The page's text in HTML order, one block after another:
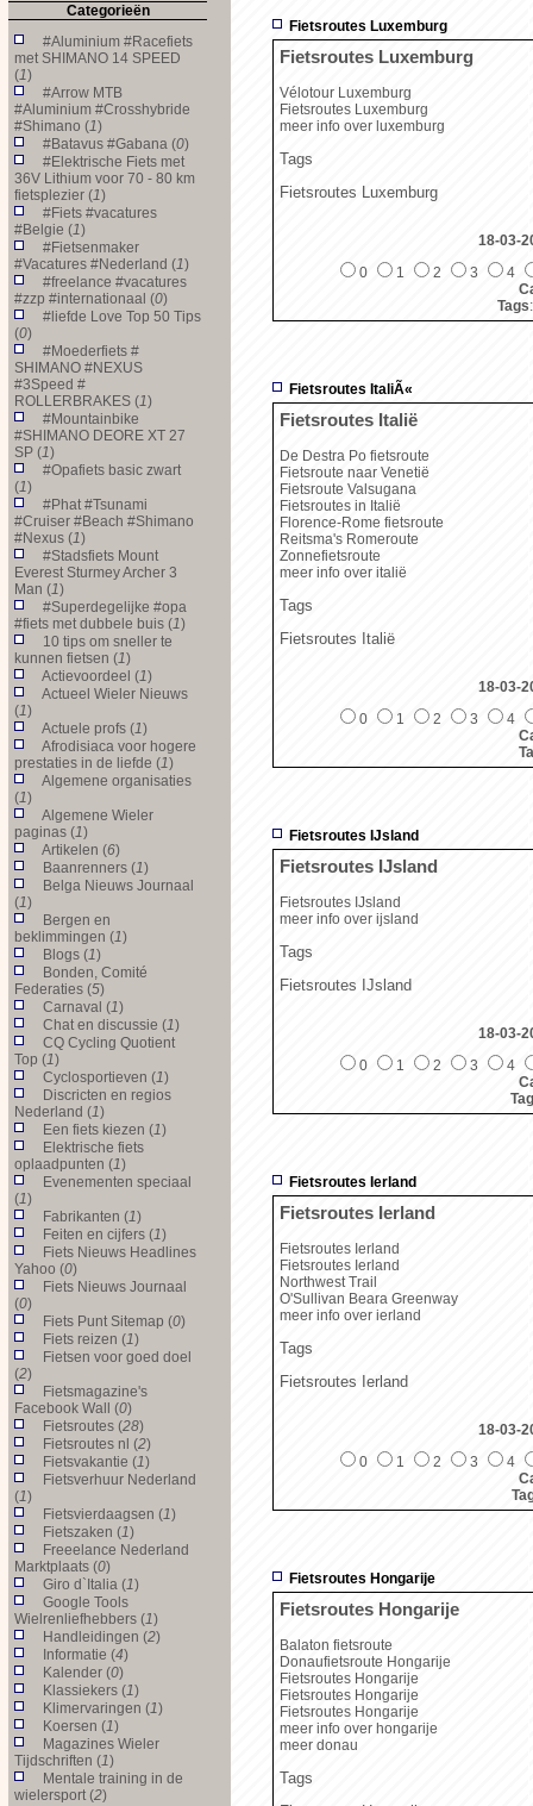
Categorieën
#Aluminium #Racefiets
met SHIMANO 14 SPEED
(1)
#Arrow MTB
#Aluminium #Crosshybride
#Shimano (1)
#Batavus #Gabana (0)
#Elektrische Fiets met
36V Lithium voor 70 - 80 km
fietsplezier (1)
#Fiets #vacatures
#Belgie (1)
#Fietsenmaker
#Vacatures #Nederland (1)
#freelance #vacatures
#zzp #internationaal (0)
#liefde Love Top 50 Tips
(0)
#Moederfiets #
SHIMANO #NEXUS
#3Speed #
ROLLERBRAKES (1)
#Mountainbike
#SHIMANO DEORE XT 27
SP (1)
#Opafiets basic zwart
(1)
#Phat #Tsunami
#Cruiser #Beach #Shimano
#Nexus (1)
#Stadsfiets Mount
Everest Sturmey Archer 3
Man (1)
#Superdegelijke #opa
#fiets met dubbele buis (1)
10 tips om sneller te
kunnen fietsen (1)
Actievoordeel (1)
Actueel Wieler Nieuws
(1)
Actuele profs (1)
Afrodisiaca voor hogere
prestaties in de liefde (1)
Algemene organisaties
(1)
Algemene Wieler
paginas (1)
Artikelen (6)
Baanrenners (1)
Belga Nieuws Journaal
(1)
Bergen en
beklimmingen (1)
Blogs (1)
Bonden, Comité
Federaties (5)
Carnaval (1)
Chat en discussie (1)
CQ Cycling Quotient
Top (1)
Cyclosportieven (1)
Discricten en regios
Nederland (1)
Een fiets kiezen (1)
Elektrische fiets
oplaadpunten (1)
Evenementen speciaal
(1)
Fabrikanten (1)
Feiten en cijfers (1)
Fiets Nieuws Headlines
Yahoo (0)
Fiets Nieuws Journaal
(0)
Fiets Punt Sitemap (0)
Fiets reizen (1)
Fietsen voor goed doel
(2)
Fietsmagazine's
Facebook Wall (0)
Fietsroutes (28)
Fietsroutes nl (2)
Fietsvakantie (1)
Fietsverhuur Nederland
(1)
Fietsvierdaagsen (1)
Fietszaken (1)
Freeelance Nederland
Marktplaats (0)
Giro d`Italia (1)
Google Tools
Wielrenliefhebbers (1)
Handleidingen (2)
Informatie (4)
Kalender (0)
Klassiekers (1)
Klimervaringen (1)
Koersen (1)
Magazines Wieler
Tijdschriften (1)
Mentale training in de
wielersport (2)
Fietsroutes Luxemburg
Fietsroutes Luxemburg
Vélotour Luxemburg
Fietsroutes Luxemburg
meer info over luxemburg
Tags
Fietsroutes Luxemburg
18-03-
0
1 2 3
4
Tags
Fietsroutes ItaliÃ«
Fietsroutes Italië
De Destra Po fietsroute
Fietsroute naar Venetië
Fietsroute Valsugana
Fietsroutes in Italië
Florence-Rome fietsroute
Reitsma's Romeroute
Zonnefietsroute
meer info over italië
Tags
Fietsroutes Italië
18-03-
0
1 2 3
4
Fietsroutes IJsland
Fietsroutes IJsland
Fietsroutes IJsland
meer info over ijsland
Tags
Fietsroutes IJsland
18-03-
0
1 2 3
4
Fietsroutes Ierland
Fietsroutes Ierland
Fietsroutes Ierland
Fietsroutes Ierland
Northwest Trail
O'Sullivan Beara Greenway
meer info over ierland
Tags
Fietsroutes Ierland
18-03-
0
1 2 3
4
Fietsroutes Hongarije
Fietsroutes Hongarije
Balaton fietsroute
Donaufietsroute Hongarije
Fietsroutes Hongarije
Fietsroutes Hongarije
Fietsroutes Hongarije
meer info over hongarije
meer donau
Tags